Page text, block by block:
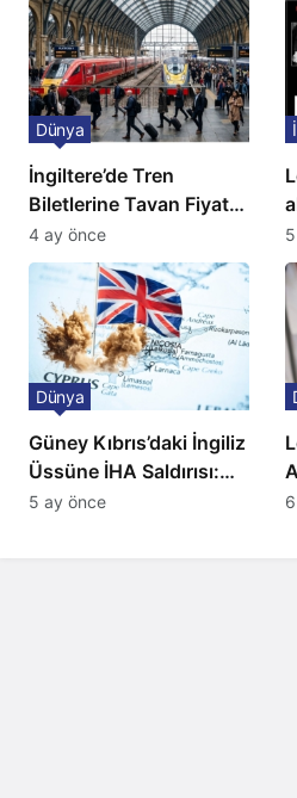
İngiltere’de Tren
Biletlerine Tavan Fiyat:
Ulaşımda Yeni
Düzenleme
Dünya
4 ay önce
Güney Kıbrıs’daki İngiliz
Üssüne İHA Saldırısı:
Patlama, Sirenler ve
Dünya
5 ay önce